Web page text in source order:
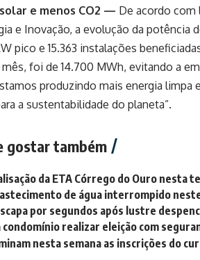
e menos CO2 — De acordo com
e Inovação, a evolução da potência
pico e 15.363 instalações
foi de 14.700 MWh, evitando a
produzindo mais energia limpa
a sustentabilidade do planeta”.
gostar também
da ETA Córrego do Ouro nesta
de água interrompido
por segundos após lustre
condomínio realizar eleição com
nesta semana as inscrições do